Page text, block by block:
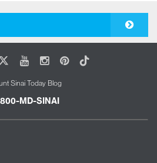
YoutubeInstagram
Pinterest
Tiktok
Sinai Today Blog
MD-SINAI